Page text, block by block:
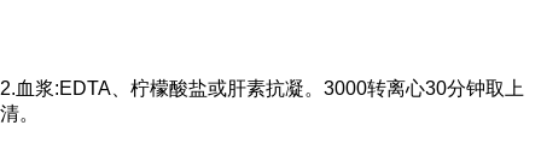
2.血浆:EDTA、柠檬酸盐或肝素抗凝。3000转离心30分钟取上
清。